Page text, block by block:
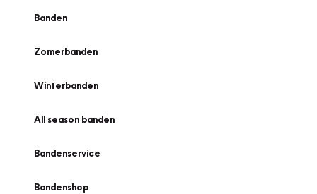
Banden
Zomerbanden
Winterbanden
All season banden
Bandenservice
Bandenshop